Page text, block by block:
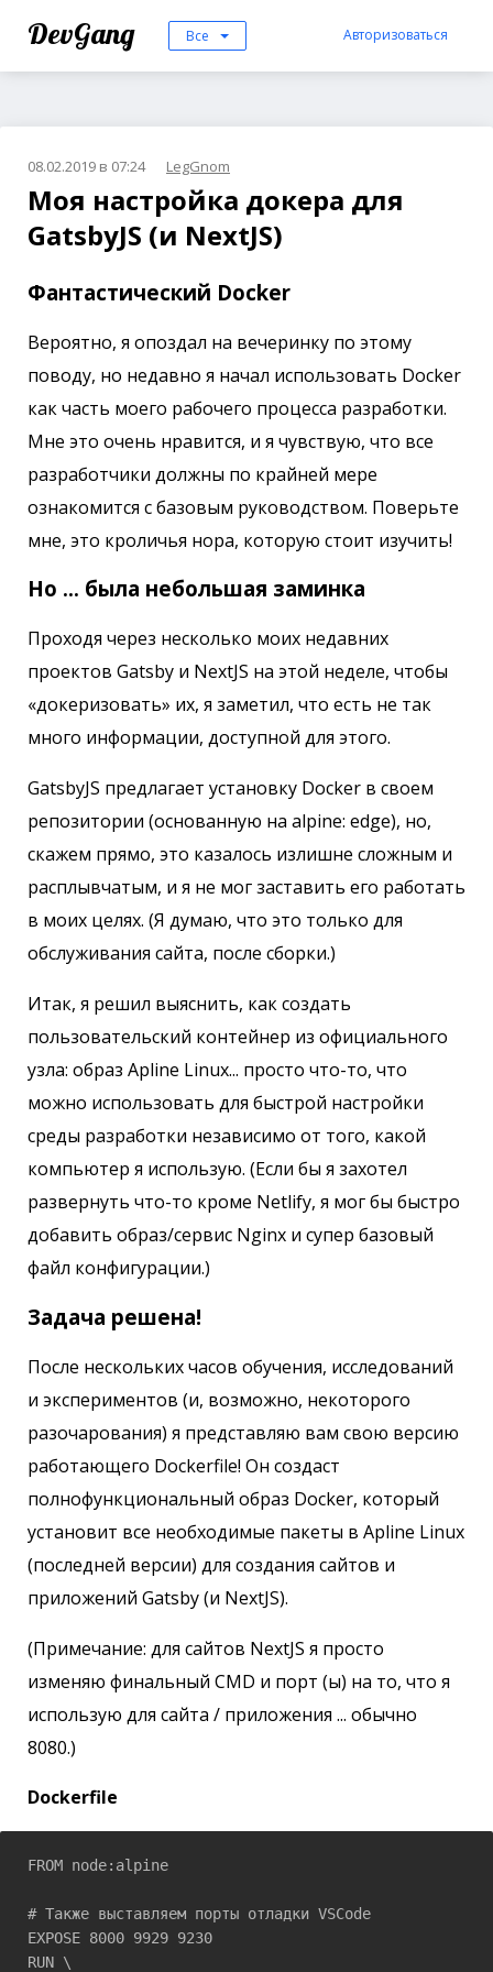
DevGang Все Авторизоваться
08.02.2019 в 07:24 LegGnom
Моя настройка докера для
GatsbyJS (и NextJS)
Фантастический Docker
Вероятно, я опоздал на вечеринку по этому
поводу, но недавно я начал использовать Docker
как часть моего рабочего процесса разработки.
Мне это очень нравится, и я чувствую, что все
разработчики должны по крайней мере
ознакомится с базовым руководством. Поверьте
мне, это кроличья нора, которую стоит изучить!
Но ... была небольшая заминка
Проходя через несколько моих недавних
проектов Gatsby и NextJS на этой неделе, чтобы
«докеризовать» их, я заметил, что есть не так
много информации, доступной для этого.
GatsbyJS предлагает установку Docker в своем
репозитории (основанную на alpine: edge), но,
скажем прямо, это казалось излишне сложным и
расплывчатым, и я не мог заставить его работать
в моих целях. (Я думаю, что это только для
обслуживания сайта, после сборки.)
Итак, я решил выяснить, как создать
пользовательский контейнер из официального
узла: образ Apline Linux... просто что-то, что
можно использовать для быстрой настройки
среды разработки независимо от того, какой
компьютер я использую. (Если бы я захотел
развернуть что-то кроме Netlify, я мог бы быстро
добавить образ/сервис Nginx и супер базовый
файл конфигурации.)
Задача решена!
После нескольких часов обучения, исследований
и экспериментов (и, возможно, некоторого
разочарования) я представляю вам свою версию
работающего Dockerfile! Он создаст
полнофункциональный образ Docker, который
установит все необходимые пакеты в Apline Linux
(последней версии) для создания сайтов и
приложений Gatsby (и NextJS).
(Примечание: для сайтов NextJS я просто
изменяю финальный CMD и порт (ы) на то, что я
использую для сайта / приложения ... обычно
8080.)
Dockerfile
FROM node:alpine
# Также выставляем порты отладки VSCode
EXPOSE 8000 9929 9230
RUN \